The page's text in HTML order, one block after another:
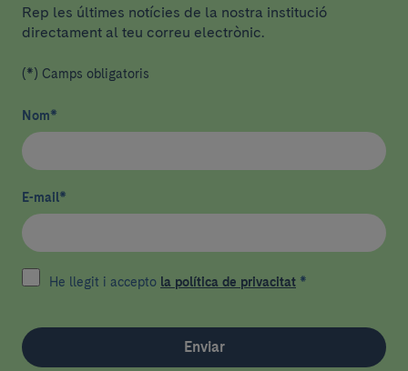
Rep les últimes notícies de la nostra institució
directament al teu correu electrònic.
(*) Camps obligatoris
Nom*
E-mail*
He llegit i accepto la política de privacitat *
Enviar